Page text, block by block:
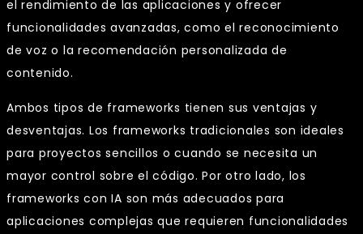
el rendimiento de las aplicaciones y ofrecer
funcionalidades avanzadas, como el reconocimiento
de voz o la recomendación personalizada de
contenido.
Ambos tipos de frameworks tienen sus ventajas y
desventajas. Los frameworks tradicionales son ideales
para proyectos sencillos o cuando se necesita un
mayor control sobre el código. Por otro lado, los
frameworks con IA son más adecuados para
aplicaciones complejas que requieren funcionalidades